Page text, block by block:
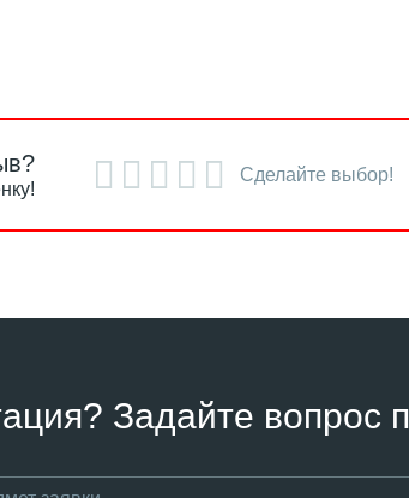
Сделайте выбор!
Задайте вопрос